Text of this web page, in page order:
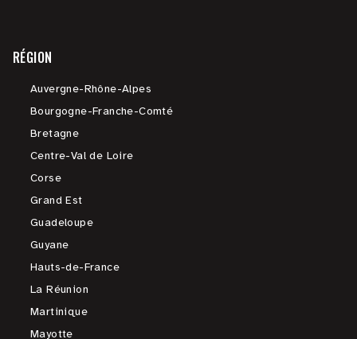
RÉGION
Auvergne-Rhône-Alpes
Bourgogne-Franche-Comté
Bretagne
Centre-Val de Loire
Corse
Grand Est
Guadeloupe
Guyane
Hauts-de-France
La Réunion
Martinique
Mayotte